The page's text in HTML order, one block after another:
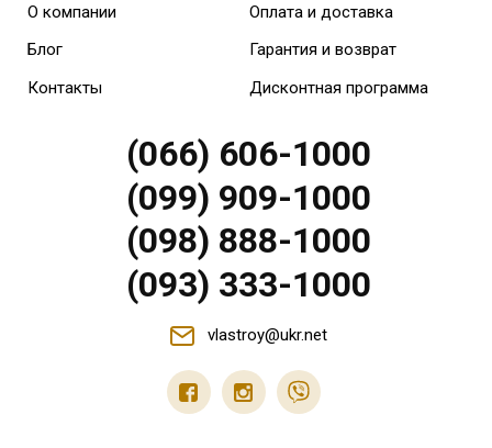
О компании
Блог
Контакты
Оплата и доставка
Гарантия и возврат
Дисконтная программа
(066) 606-1000
(099) 909-1000
(098) 888-1000
(093) 333-1000
vlastroy@ukr.net